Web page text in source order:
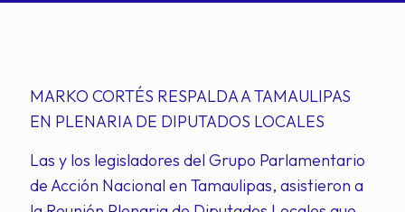
MARKO CORTÉS RESPALDA A TAMAULIPAS
EN PLENARIA DE DIPUTADOS LOCALES
Las y los legisladores del Grupo Parlamentario
de Acción Nacional en Tamaulipas, asistieron a